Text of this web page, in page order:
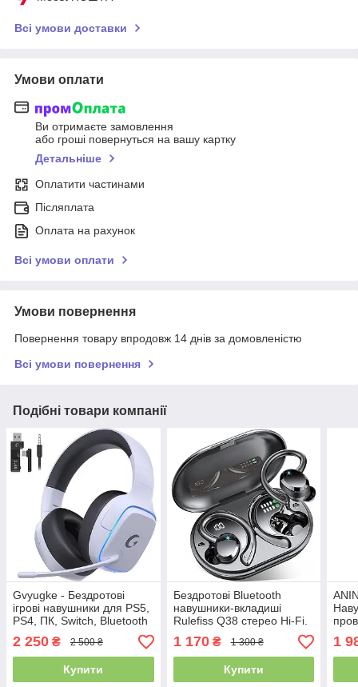
Всі умови доставки
Умови оплати
Ви отримаєте замовлення
або гроші повернуться на вашу картку
Детальніше
Оплатити частинами
Післяплата
Оплата на рахунок
Всі умови оплати
Умови повернення
Повернення товару впродовж 14 днів за домовленістю
Всі умови повернення
Подібні товари компанії
Gvyugke - Бездротові
ігрові навушники для PS5,
PS4, ПК, Switch, Bluetooth
5.3 з підсвіткою та
мікрофоном із
шумопоглинанням
2 250 ₴ 2 500 ₴
Купити
Бездротові Bluetooth
навушники-вкладиші
Rulefiss Q38 стерео Hi-Fi.
Водонепроникні,
мікрофон ENC
1 170₴ 1 300 ₴
Купити
1